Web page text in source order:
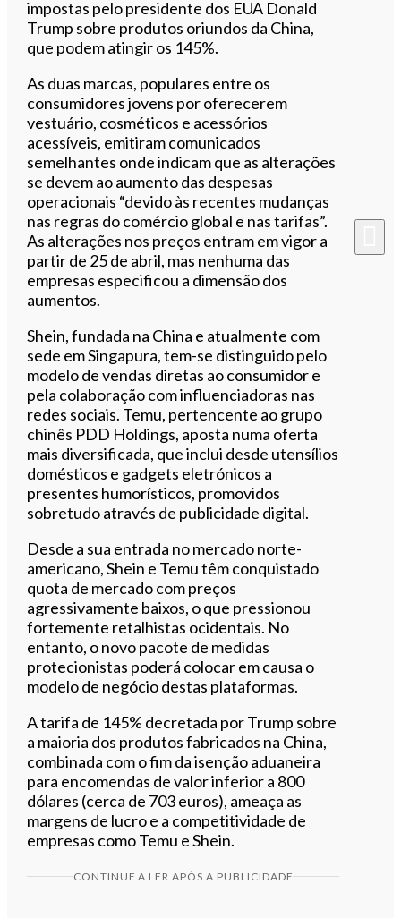
impostas pelo presidente dos EUA Donald
Trump sobre produtos oriundos da China,
que podem atingir os 145%.
As duas marcas, populares entre os
consumidores jovens por oferecerem
vestuário, cosméticos e acessórios
acessíveis, emitiram comunicados
semelhantes onde indicam que as alterações
se devem ao aumento das despesas
operacionais “devido às recentes mudanças
nas regras do comércio global e nas tarifas”.
As alterações nos preços entram em vigor a
partir de 25 de abril, mas nenhuma das
empresas especificou a dimensão dos
aumentos.
Shein, fundada na China e atualmente com
sede em Singapura, tem-se distinguido pelo
modelo de vendas diretas ao consumidor e
pela colaboração com influenciadoras nas
redes sociais. Temu, pertencente ao grupo
chinês PDD Holdings, aposta numa oferta
mais diversificada, que inclui desde utensílios
domésticos e gadgets eletrónicos a
presentes humorísticos, promovidos
sobretudo através de publicidade digital.
Desde a sua entrada no mercado norte-
americano, Shein e Temu têm conquistado
quota de mercado com preços
agressivamente baixos, o que pressionou
fortemente retalhistas ocidentais. No
entanto, o novo pacote de medidas
protecionistas poderá colocar em causa o
modelo de negócio destas plataformas.
A tarifa de 145% decretada por Trump sobre
a maioria dos produtos fabricados na China,
combinada com o fim da isenção aduaneira
para encomendas de valor inferior a 800
dólares (cerca de 703 euros), ameaça as
margens de lucro e a competitividade de
empresas como Temu e Shein.
CONTINUE A LER APÓS A PUBLICIDADE